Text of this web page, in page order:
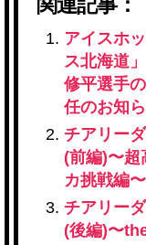
関連記事：
アイスホ
ス北海道
修平選手
任のお知
チアリー
(前編)〜超
カ挑戦編〜
チアリー
(後編)〜